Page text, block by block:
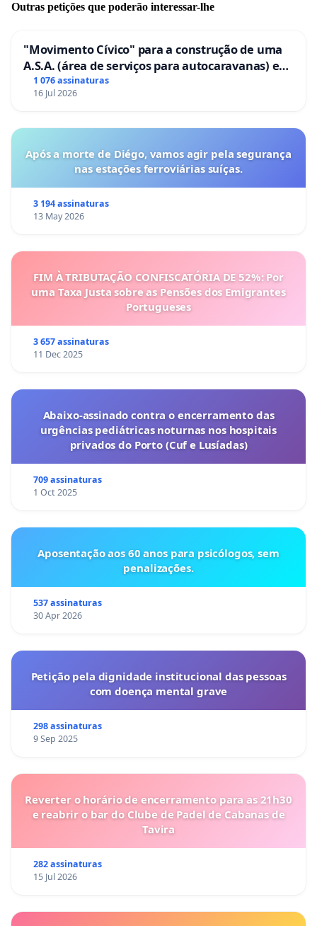
Outras petições que poderão interessar-lhe
"Movimento Cívico" para a construção de uma
A.S.A. (área de serviços para autocaravanas) em
Coimbra
1 076 assinaturas
16 Jul 2026
Após a morte de Diégo, vamos agir pela segurança
nas estações ferroviárias suíças.
3 194 assinaturas
13 May 2026
FIM À TRIBUTAÇÃO CONFISCATÓRIA DE 52%: Por
uma Taxa Justa sobre as Pensões dos Emigrantes
Portugueses
3 657 assinaturas
11 Dec 2025
Abaixo-assinado contra o encerramento das
urgências pediátricas noturnas nos hospitais
privados do Porto (Cuf e Lusíadas)
709 assinaturas
1 Oct 2025
Aposentação aos 60 anos para psicólogos, sem
penalizações.
537 assinaturas
30 Apr 2026
Petição pela dignidade institucional das pessoas
com doença mental grave
298 assinaturas
9 Sep 2025
Reverter o horário de encerramento para as 21h30
e reabrir o bar do Clube de Padel de Cabanas de
Tavira
282 assinaturas
15 Jul 2026